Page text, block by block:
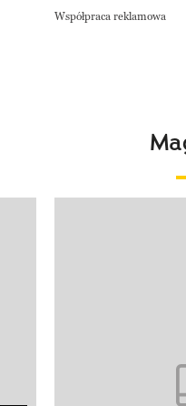
Współpraca reklamowa